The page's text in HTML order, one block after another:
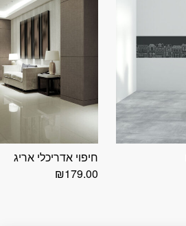
חיפוי אדריכלי אריג
₪179.00